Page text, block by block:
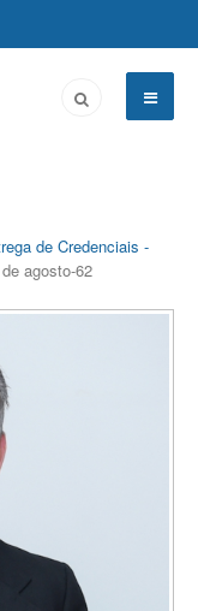
de Credenciais -
agosto-62